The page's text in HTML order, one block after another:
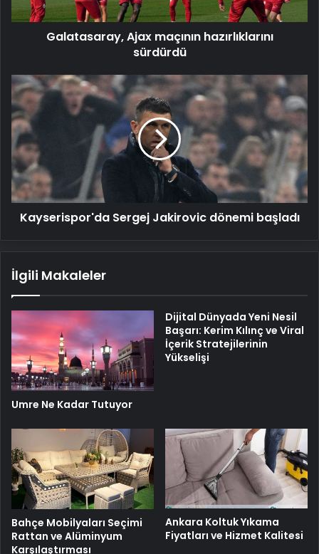
Galatasaray, Ajax maçının hazırlıklarını
sürdürdü
Kayserispor'da
Sergej
Jakirovic
dönemi
başladı
Kayserispor'da Sergej Jakirovic dönemi başladı
İlgili Makaleler
Umre Ne Kadar Tutuyor
Dijital Dünyada Yeni Nesil
Başarı: Kerim Kılınç ve Viral
İçerik Stratejilerinin
Yükselişi
Bahçe Mobilyaları Seçimi
Rattan ve Alüminyum
Karşılaştırması
Ankara Koltuk Yıkama
Fiyatları ve Hizmet Kalitesi